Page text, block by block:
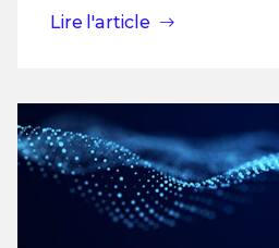
Lire l'article